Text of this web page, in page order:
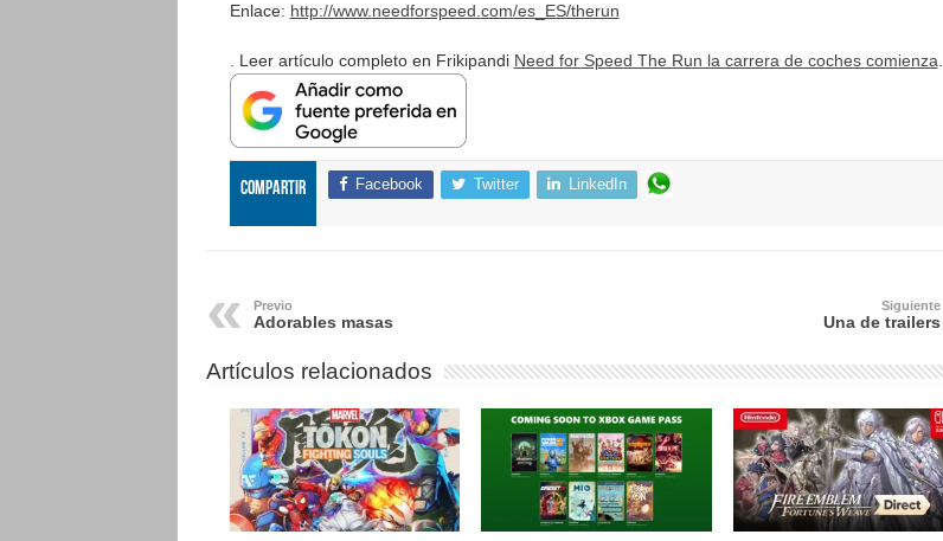
Enlace: http://www.needforspeed.com/es_ES/therun
. Leer artículo completo en Frikipandi Need for Speed The Run la carrera de coches comienza.
Compartir Facebook Twitter LinkedIn
Previo
Adorables masas
Siguiente
Una de trailers
Artículos relacionados